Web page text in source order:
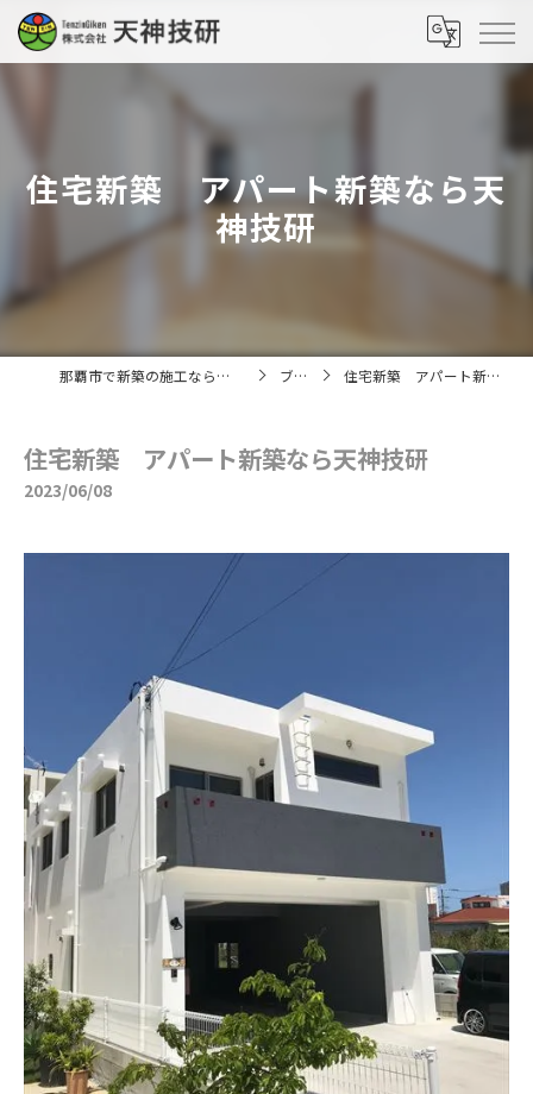
住宅新築 アパート新築なら天
神技研
那覇市で新築の施工なら株式会社天神技研 ブログ 住宅新築 アパート新築なら天神技研
住宅新築 アパート新築なら天神技研
2023/06/08